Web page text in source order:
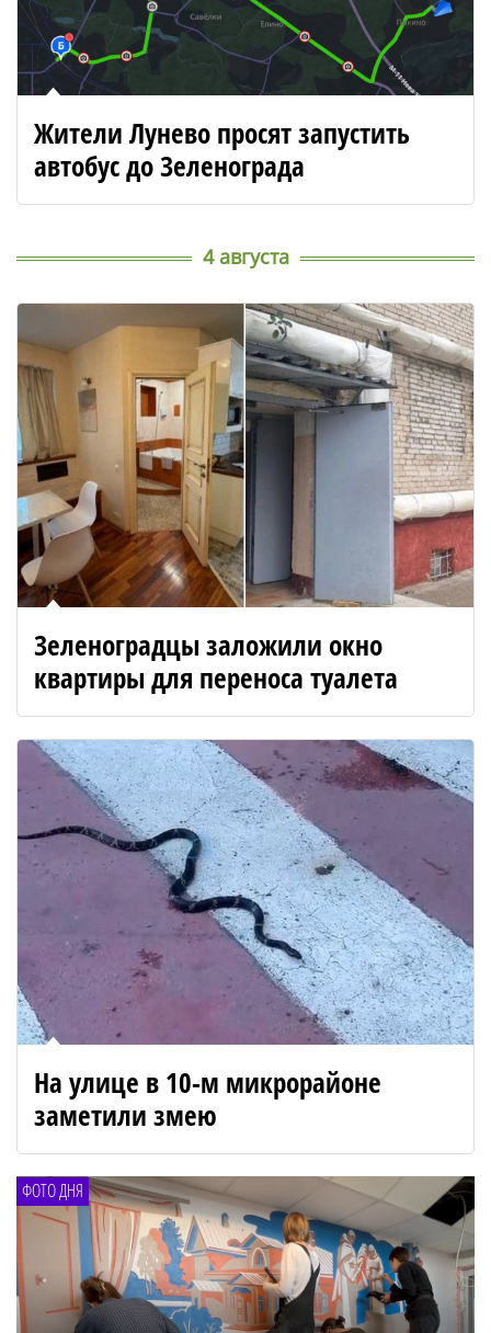
Жители Лунево просят запустить
автобус до Зеленограда
4 августа
Зеленоградцы заложили окно
квартиры для переноса туалета
На улице в 10-м микрорайоне
заметили змею
ФОТО ДНЯ